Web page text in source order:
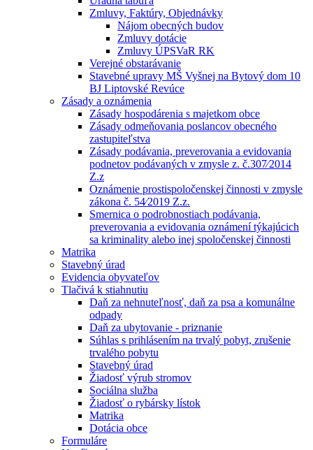
Zmluvy, Faktúry, Objednávky
Nájom obecných budov
Zmluvy dotácie
Zmluvy ÚPSVaR RK
Verejné obstarávanie
Stavebné upravy MŠ Vyšnej na Bytový dom 10
BJ Liptovské Revúce
Zásady a oznámenia
Zásady hospodárenia s majetkom obce
Zásady odmeňovania poslancov obecného
zastupiteľstva
Zásady podávania, preverovania a evidovania
podnetov podávaných v zmysle z. č.307⁄2014
Z.z
Oznámenie prostispoločenskej činnosti v zmysle
zákona č. 54⁄2019 Z.z.
Smernica o podrobnostiach podávania,
preverovania a evidovania oznámení týkajúcich
sa kriminality alebo inej spoločenskej činnosti
Matrika
Stavebný úrad
Evidencia obyvateľov
Tlačivá k stiahnutiu
Daň za nehnuteľnosť, daň za psa a komunálne
odpady
Daň za ubytovanie - priznanie
Súhlas s prihlásením na trvalý pobyt, zrušenie
trvalého pobytu
Stavebný úrad
Žiadosť výrub stromov
Sociálna služba
Žiadosť o rybársky lístok
Matrika
Dotácia obce
Formuláre